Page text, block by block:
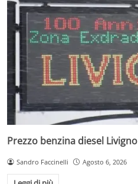
Prezzo benzina diesel Livigno
Sandro Faccinelli Agosto 6, 2026